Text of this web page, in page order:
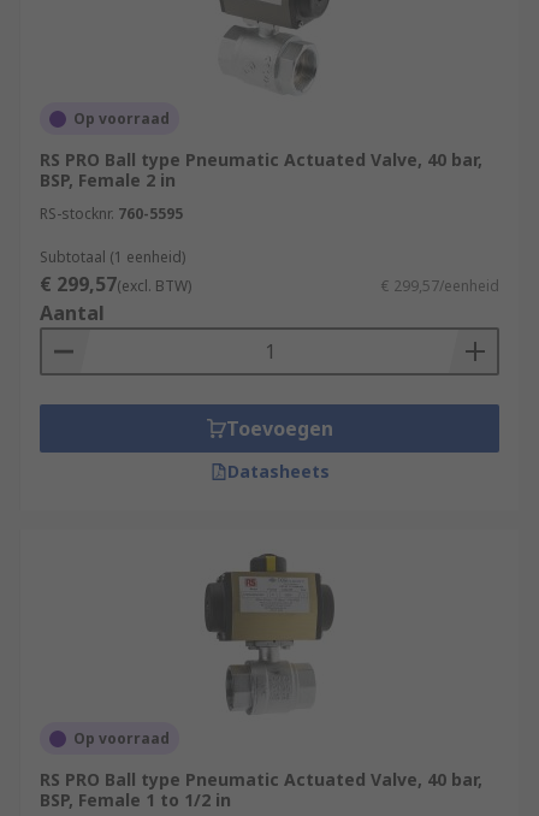
Op voorraad
RS PRO Ball type Pneumatic Actuated Valve, 40 bar,
BSP, Female 2 in
RS-stocknr. 760-5595
Subtotaal (1 eenheid)
€ 299,57(excl. BTW) € 299,57/eenheid
Aantal
Toevoegen
Datasheets
Op voorraad
RS PRO Ball type Pneumatic Actuated Valve, 40 bar,
BSP, Female 1 to 1/2 in